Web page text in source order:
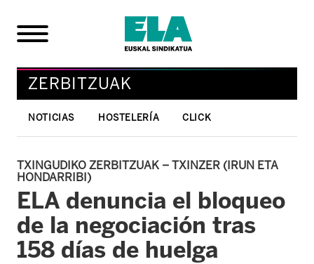
ZERBITZUAK
NOTICIAS HOSTELERÍA CLICK
TXINGUDIKO ZERBITZUAK – TXINZER (IRUN ETA
HONDARRIBI)
ELA denuncia el bloqueo
de la negociación tras
158 días de huelga